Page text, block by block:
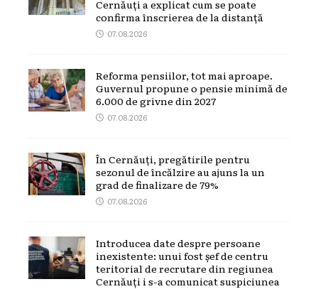
Cernăuți a explicat cum se poate
confirma înscrierea de la distanță
07.08.2026
Reforma pensiilor, tot mai aproape.
Guvernul propune o pensie minimă de
6.000 de grivne din 2027
07.08.2026
În Cernăuți, pregătirile pentru
sezonul de încălzire au ajuns la un
grad de finalizare de 79%
07.08.2026
Introducea date despre persoane
inexistente: unui fost șef de centru
teritorial de recrutare din regiunea
Cernăuți i s-a comunicat suspiciunea